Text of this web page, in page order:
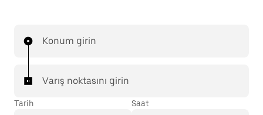
Konum girin
Varış noktasını girin
Tarih Saat